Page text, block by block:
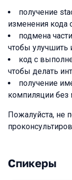
получение
изменения кода
подмена
чтобы улучшить
код с
чтобы делать
получение
компиляции без
Пожалуйста, не
Спикеры